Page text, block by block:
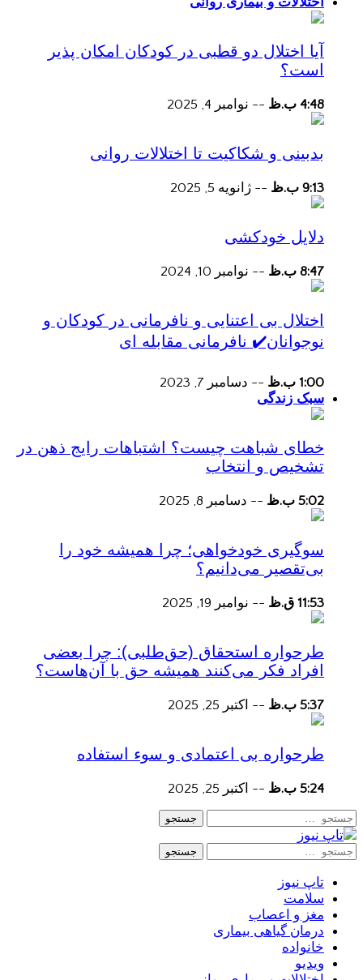
آیا اختلال دو قطبی در کودکان امکان پذیر
است؟
4:48 ب.ظ -- نوامبر 4, 2025
بدبینی و شکاکیت تا اختلالات روانی
9:13 ب.ظ -- ژانویه 5, 2025
دلایل خودکشی
8:47 ب.ظ -- نوامبر 10, 2024
اختلال بی اعتنایی و نافرمانی در کودکان و
نوجوانان✔️ نافرمانی مقابله ای
1:00 ب.ظ -- دسامبر 7, 2023
سبک زندگی
خطای شباهت چیست؟ اشتباهات رایج ذهن در
تشخیص و انتخاب
5:02 ب.ظ -- دسامبر 8, 2025
سوگیری خودخواهی؛ چرا همیشه خود را
بی‌تقصیر می‌دانیم؟
11:53 ق.ظ -- نوامبر 19, 2025
طرحواره استحقاق (حق‌طلبی): چرا بعضی
افراد فکر می‌کنند همیشه حق با آن‌هاست؟
5:37 ب.ظ -- اکتبر 25, 2025
طرحواره بی اعتمادی و سوء استفاده
5:24 ب.ظ -- اکتبر 25, 2025
جستجو
جستجو
تاپ نیوز
سلامت
مغز و اعصاب
درمان گیاهی بیماری
خانواده
ویدیو